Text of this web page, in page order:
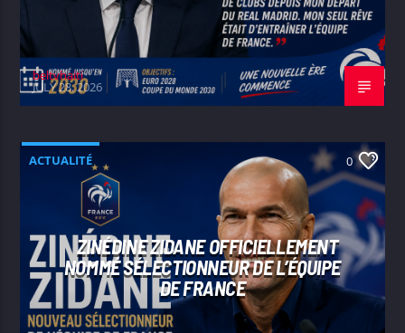
beltvhaiti
JULY 28, 2026
ACTUALITÉ 0
ZINÉDINE ZIDANE OFFICIELLEMENT
NOMMÉ SÉLECTIONNEUR DE L’ÉQUIPE
DE FRANCE